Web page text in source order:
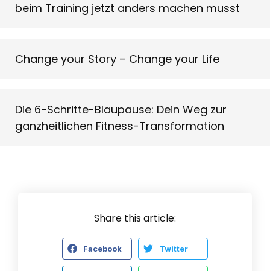
beim Training jetzt anders machen musst
Change your Story – Change your Life
Die 6-Schritte-Blaupause: Dein Weg zur
ganzheitlichen Fitness-Transformation
Share this article:
Facebook Twitter